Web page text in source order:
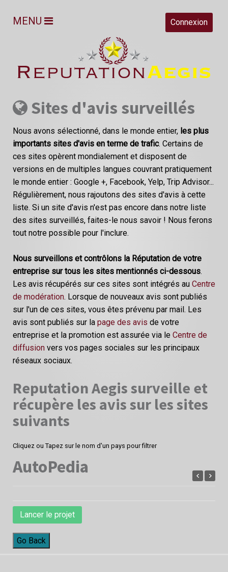
Connexion
MENU
Sites d'avis surveillés
Nous avons sélectionné, dans le monde entier, les plus
importants sites d'avis en terme de trafic. Certains de
ces sites opèrent mondialement et disposent de
versions en de multiples langues couvrant pratiquement
le monde entier : Google +, Facebook, Yelp, Trip Advisor...
Régulièrement, nous rajoutons des sites d'avis à cette
liste. Si un site d'avis n'est pas encore dans notre liste
des sites surveillés, faites-le nous savoir ! Nous ferons
tout notre possible pour l'inclure.
Nous surveillons et contrôlons la Réputation de votre
entreprise sur tous les sites mentionnés ci-dessous.
Les avis récupérés sur ces sites sont intégrés au Centre
de modération. Lorsque de nouveaux avis sont publiés
sur l'un de ces sites, vous êtes prévenu par mail. Les
avis sont publiés sur la page des avis de votre
entreprise et la promotion est assurée via le Centre de
diffusion vers vos pages sociales sur les principaux
réseaux sociaux.
Reputation Aegis surveille et
récupère les avis sur les sites
suivants
Cliquez ou Tapez sur le nom d'un pays pour filtrer
AutoPedia
Lancer le projet
Go Back